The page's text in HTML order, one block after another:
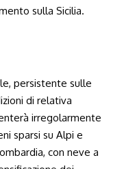
sulla Sicilia.
persistente sulle
di relativa
irregolarmente
sparsi su Alpi e
con neve a